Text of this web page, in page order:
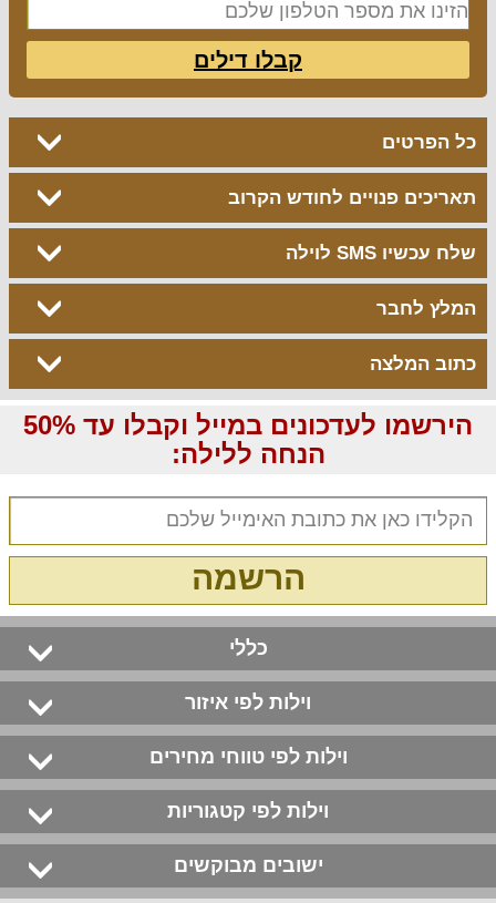
קבלו דילים
כל הפרטים
תאריכים פנויים לחודש הקרוב
שלח עכשיו SMS לוילה
המלץ לחבר
כתוב המלצה
הירשמו לעדכונים במייל וקבלו עד 50%
הנחה ללילה:
הרשמה
כללי
וילות לפי איזור
וילות לפי טווחי מחירים
וילות לפי קטגוריות
ישובים מבוקשים